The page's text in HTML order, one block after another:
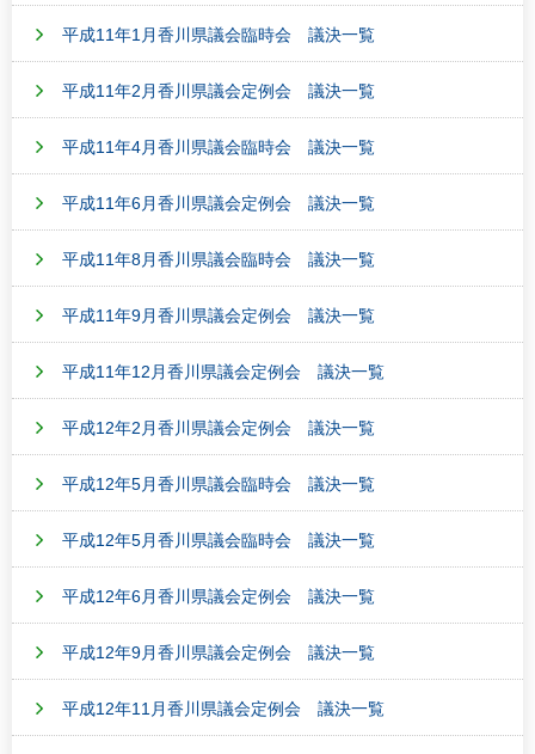
平成11年1月香川県議会臨時会 議決一覧
平成11年2月香川県議会定例会 議決一覧
平成11年4月香川県議会臨時会 議決一覧
平成11年6月香川県議会定例会 議決一覧
平成11年8月香川県議会臨時会 議決一覧
平成11年9月香川県議会定例会 議決一覧
平成11年12月香川県議会定例会 議決一覧
平成12年2月香川県議会定例会 議決一覧
平成12年5月香川県議会臨時会 議決一覧
平成12年5月香川県議会臨時会 議決一覧
平成12年6月香川県議会定例会 議決一覧
平成12年9月香川県議会定例会 議決一覧
平成12年11月香川県議会定例会 議決一覧